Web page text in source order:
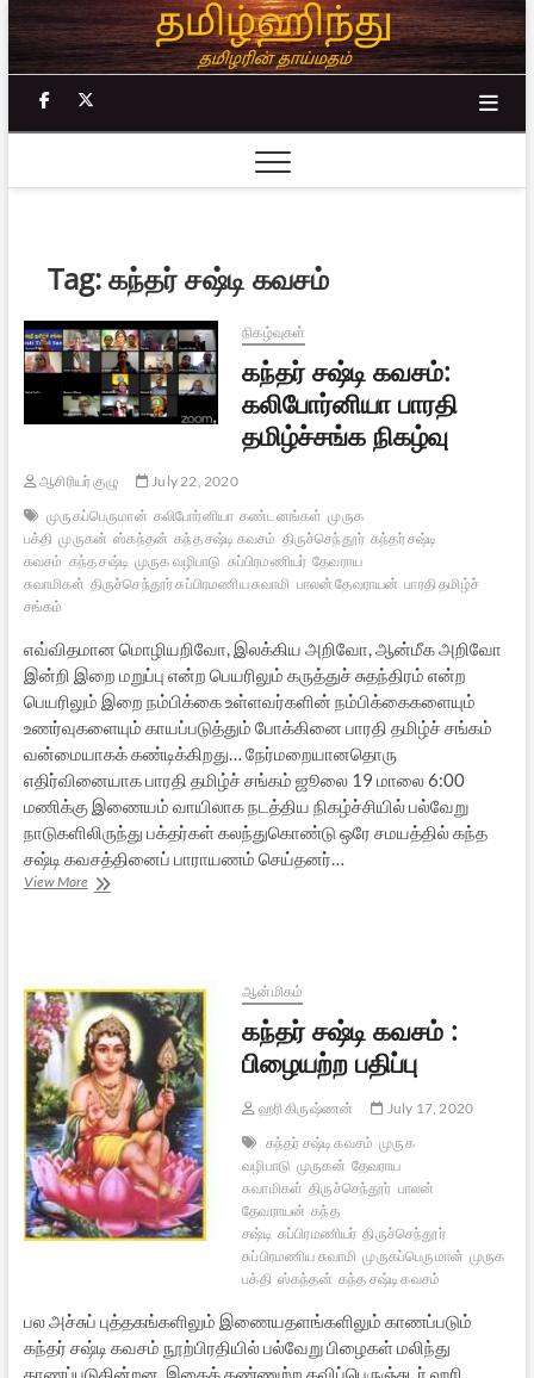
Skip
to
content
facebook
Tag:கந்தர் சஷ்டி கவசம்
நிகழ்வுகள்
கந்தர் சஷ்டி கவசம்:
கலிபோர்னியா பாரதி
தமிழ்ச்சங்க நிகழ்வு
ஆசிரியர் குழு
July 22, 2020
முருகப்பெருமான் கலிபோர்னியா கண்டனங்கள் முருக
பக்தி முருகன் ஸ்கந்தன் கந்த சஷ்டி கவசம் திருச்செந்தூர் கந்தர் சஷ்டி
கவசம் கந்த சஷ்டி முருக வழிபாடு சுப்பிரமணியர் தேவராய
சுவாமிகள் திருச்செந்தூர் சுப்பிரமணிய சுவாமி பாலன் தேவராயன் பாரதி தமிழ்ச்
சங்கம்
எவ்விதமான மொழியறிவோ, இலக்கிய அறிவோ, ஆன்மீக அறிவோ
இன்றி இறை மறுப்பு என்ற பெயரிலும் கருத்துச் சுதந்திரம் என்ற
பெயரிலும் இறை நம்பிக்கை உள்ளவர்களின் நம்பிக்கைகளையும்
உணர்வுகளையும் காயப்படுத்தும் போக்கினை பாரதி தமிழ்ச் சங்கம்
வன்மையாகக் கண்டிக்கிறது… நேர்மறையானதொரு
எதிர்வினையாக பாரதி தமிழ்ச் சங்கம் ஜூலை 19 மாலை 6:00
மணிக்கு இணையம் வாயிலாக நடத்திய நிகழ்ச்சியில் பல்வேறு
நாடுகளிலிருந்து பக்தர்கள் கலந்துகொண்டு ஒரே சமயத்தில் கந்த
சஷ்டி கவசத்தினைப் பாராயணம் செய்தனர்…
View Moreகந்தர்
தமிழ்ச்சங்க
நிகழ்வு
ஆன்மிகம்
கந்தர் சஷ்டி கவசம் :
பிழையற்ற பதிப்பு
ஹரி கிருஷ்ணன்
July 17, 2020
கந்தர் சஷ்டி கவசம் முருக
வழிபாடு முருகன் தேவராய
சுவாமிகள் திருச்செந்தூர் பாலன்
தேவராயன் கந்த
சஷ்டி சுப்பிரமணியர் திருச்செந்தூர்
சுப்பிரமணிய சுவாமி முருகப்பெருமான் முருக
பக்தி ஸ்கந்தன் கந்த சஷ்டி கவசம்
பல அச்சுப் புத்தகங்களிலும் இணையதளங்களிலும் காணப்படும்
கந்தர் சஷ்டி கவசம் நூற்பிரதியில் பல்வேறு பிழைகள் மலிந்து
காணப்படுகின்றன. இதைக் கண்ணுற்ற கவிப்பெருஞ்சுடர் ஹரி